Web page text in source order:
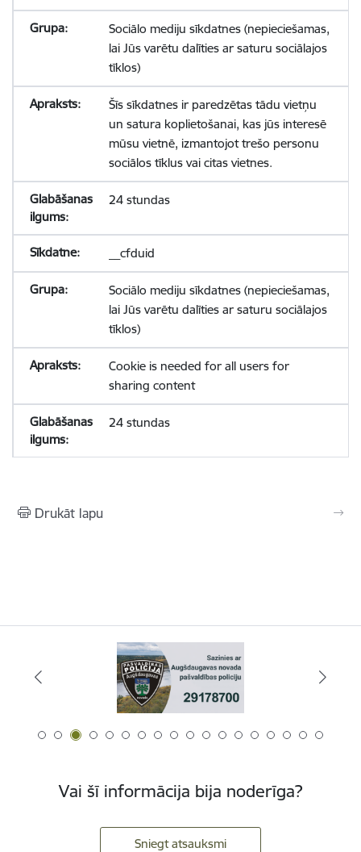
Sociālo mediju sīkdatnes (nepieciešamas,
lai Jūs varētu dalīties ar saturu sociālajos
tīklos)
Šīs sīkdatnes ir paredzētas tādu vietņu
un satura koplietošanai, kas jūs interesē
mūsu vietnē, izmantojot trešo personu
sociālos tīklus vai citas vietnes.
24 stundas
__cfduid
Sociālo mediju sīkdatnes (nepieciešamas,
lai Jūs varētu dalīties ar saturu sociālajos
tīklos)
Cookie is needed for all users for
sharing content
24 stundas
Drukāt lapu
Vai šī informācija bija noderīga?
Sniegt atsauksmi